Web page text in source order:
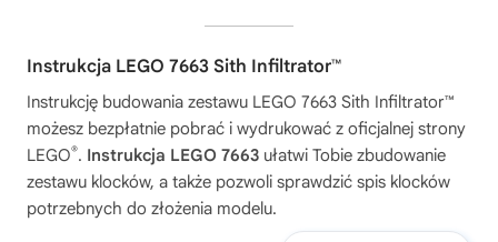
Instrukcja LEGO 7663 Sith Infiltrator™
Instrukcję budowania zestawu LEGO 7663 Sith Infiltrator™
możesz bezpłatnie pobrać i wydrukować z oficjalnej strony
LEGO®. Instrukcja LEGO 7663 ułatwi Tobie zbudowanie
zestawu klocków, a także pozwoli sprawdzić spis klocków
potrzebnych do złożenia modelu.